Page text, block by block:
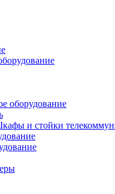
оборудование
и стойки